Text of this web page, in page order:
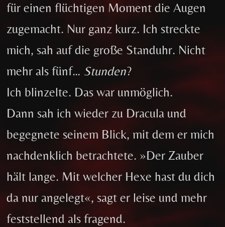
für einen flüchtigen Moment die Augen
zugemacht. Nur ganz kurz. Ich streckte
mich, sah auf die große Standuhr. Nicht
mehr als fünf… Stunden?
Ich blinzelte. Das war unmöglich.
Dann sah ich wieder zu Dracula und
begegnete seinem Blick, mit dem er mich
nachdenklich betrachtete. »Der Zauber
hält lange. Mit welcher Hexe hast du dich
da nur angelegt«, sagt er leise und mehr
feststellend als fragend.